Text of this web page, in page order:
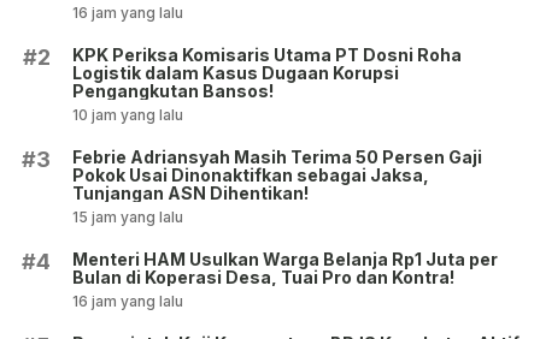
16 jam yang lalu
#2
KPK Periksa Komisaris Utama PT Dosni Roha
Logistik dalam Kasus Dugaan Korupsi
Pengangkutan Bansos!
10 jam yang lalu
#3
Febrie Adriansyah Masih Terima 50 Persen Gaji
Pokok Usai Dinonaktifkan sebagai Jaksa,
Tunjangan ASN Dihentikan!
15 jam yang lalu
#4
Menteri HAM Usulkan Warga Belanja Rp1 Juta per
Bulan di Koperasi Desa, Tuai Pro dan Kontra!
16 jam yang lalu